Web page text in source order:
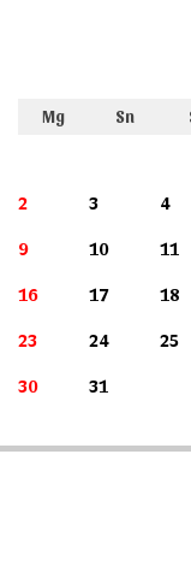
Mg Sn
2 3 4
9 10 11
16 17 18
23 24 25
30 31